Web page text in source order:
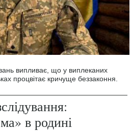
випливає, що у виплеканих
процвітає кричуще беззаконня.
в родині